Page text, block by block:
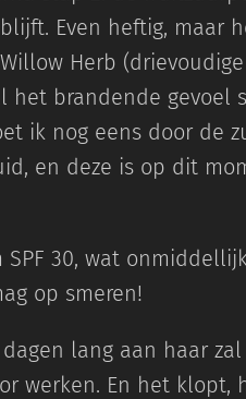
Even heftig, maar
Herb
brandende gevoel
ik nog eens door de
en deze is op dit
30, wat
op smeren!
lang aan haar
werken. En het klopt,